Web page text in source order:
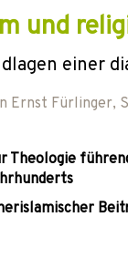
und
einer
Ernst Fürlinger,
Theologie